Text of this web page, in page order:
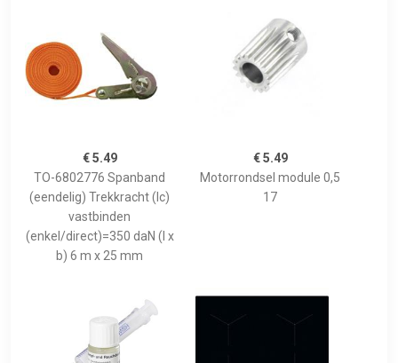
€ 5.49
TO-6802776 Spanband
(eendelig) Trekkracht (lc)
vastbinden
(enkel/direct)=350 daN (l x
b) 6 m x 25 mm
€ 5.49
Motorrondsel module 0,5
17